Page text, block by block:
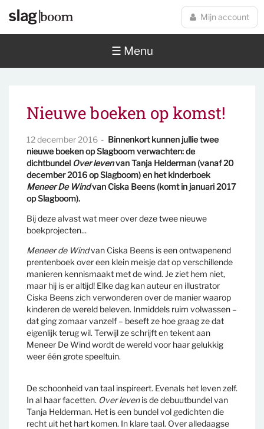
Mijn account
☰ Menu
Nieuwe boeken op komst!
12 december 2016
Binnenkort kunnen jullie twee
nieuwe boeken op Slagboom verwachten: de
dichtbundel Over levenvan Tanja Helderman (vanaf 20
december 2016 op Slagboom) en het kinderboek
Meneer De Windvan Ciska Beens (komt in januari 2017
op Slagboom).
Bij deze alvast wat meer over deze twee nieuwe
boekprojecten...
Meneer de Windvan Ciska Beens is een ontwapenend
prentenboek over een klein meisje dat op verschillende
manieren kennismaakt met de wind. Je ziet hem niet,
maar hij is er altijd! Elke dag kan auteur en illustrator
Ciska Beens zich verwonderen over de manier waarop
kinderen de wereld beleven. Inmiddels ruim volwassen –
dat ging zomaar vanzelf – beseft ze hoe graag ze dat
eigenlijk terug wil. Terwijl ze schrijft en tekent aan
Meneer De Wind wordt de wereld voor haar gelukkig
weer één grote speeltuin.
De schoonheid van taal inspireert. Evenals het leven zelf.
In al haar facetten. Over levenis de debuutbundel van
Tanja Helderman. Het is een bundel vol gedichten die
recht uit het hart komen. In klare taal. Over alledaagse